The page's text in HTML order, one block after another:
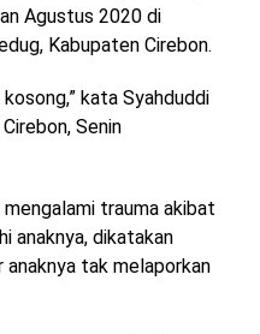
Agustus 2020 di
Kabupaten Cirebon.
kata Syahduddi
Senin
trauma akibat
anaknya, dikatakan
anaknya tak melaporkan